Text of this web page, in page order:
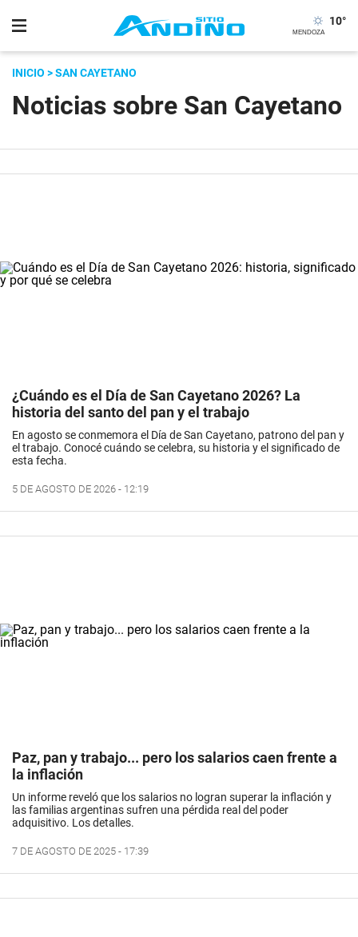
10°
INICIO > SAN CAYETANO
Noticias sobre San Cayetano
¿Cuándo es el Día de San Cayetano 2026? La
historia del santo del pan y el trabajo
En agosto se conmemora el Día de San Cayetano, patrono del pan y
el trabajo. Conocé cuándo se celebra, su historia y el significado de
esta fecha.
5 DE AGOSTO DE 2026 - 12:19
Paz, pan y trabajo... pero los salarios caen frente a
la inflación
Un informe reveló que los salarios no logran superar la inflación y
las familias argentinas sufren una pérdida real del poder
adquisitivo. Los detalles.
7 DE AGOSTO DE 2025 - 17:39